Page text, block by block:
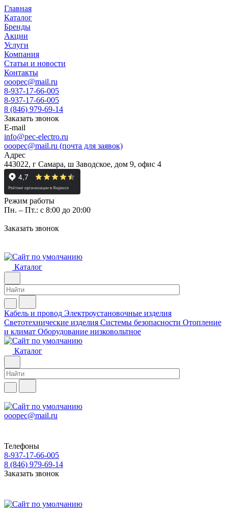
Главная
Каталог
Бренды
Акции
Услуги
Компания
Статьи и новости
Контакты
ooopec@mail.ru
8-937-17-66-005
8-937-17-66-005
8 (846) 979-69-14
Заказать звонок
E-mail
info@pec-electro.ru
ooopec@mail.ru (почта для заявок)
Адрес
443022, г Самара, ш Заводское, дом 9, офис 4
Режим работы
Пн. – Пт.: с 8:00 до 20:00
Заказать звонок
Каталог
Кабель и провод Электроустановочные изделия
Светотехнические изделия Системы безопасности Отопление
и климат Оборудование низковольтное
Каталог
ooopec@mail.ru
Телефоны
8-937-17-66-005
8 (846) 979-69-14
Заказать звонок